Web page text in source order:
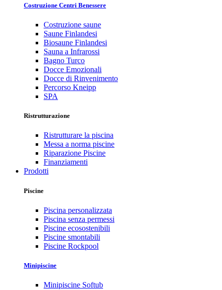
Costruzione Centri Benessere
Costruzione saune
Saune Finlandesi
Biosaune Finlandesi
Sauna a Infrarossi
Bagno Turco
Docce Emozionali
Docce di Rinvenimento
Percorso Kneipp
SPA
Ristrutturazione
Ristrutturare la piscina
Messa a norma piscine
Riparazione Piscine
Finanziamenti
Prodotti
Piscine
Piscina personalizzata
Piscina senza permessi
Piscine ecosostenibili
Piscine smontabili
Piscine Rockpool
Minipiscine
Minipiscine Softub